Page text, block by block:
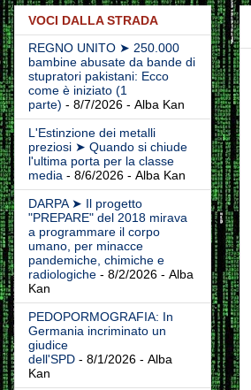
VOCI DALLA STRADA
REGNO UNITO ➤ 250.000
bambine abusate da bande di
stupratori pakistani: Ecco
come è iniziato (1
parte) - 8/7/2026 - Alba Kan
L'Estinzione dei metalli
preziosi ➤ Quando si chiude
l'ultima porta per la classe
media - 8/6/2026 - Alba Kan
DARPA ➤ Il progetto
"PREPARE" del 2018 mirava
a programmare il corpo
umano, per minacce
pandemiche, chimiche e
radiologiche - 8/2/2026 - Alba
Kan
PEDOPORMOGRAFIA: In
Germania incriminato un
giudice
dell'SPD - 8/1/2026 - Alba
Kan